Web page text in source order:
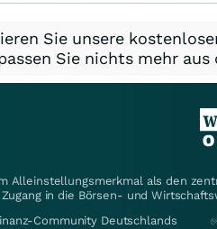
Sie unsere
Sie nichts mehr aus
Alleinstellungsmerkmal als den
Zugang in die Börsen- und
Community Deutschlands